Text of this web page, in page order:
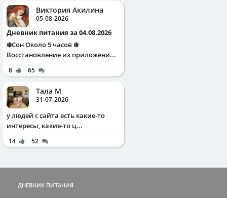
Виктория Акилина
05-08-2026
Дневник питания за 04.08.2026
❄️Сон Около 5 часов ❄️
Восстановление из приложени...
8 65
Тала М
31-07-2026
у людей с сайта есть какие-то
интересы, какие-то ц...
14 52
ДНЕВНИК ПИТАНИЯ